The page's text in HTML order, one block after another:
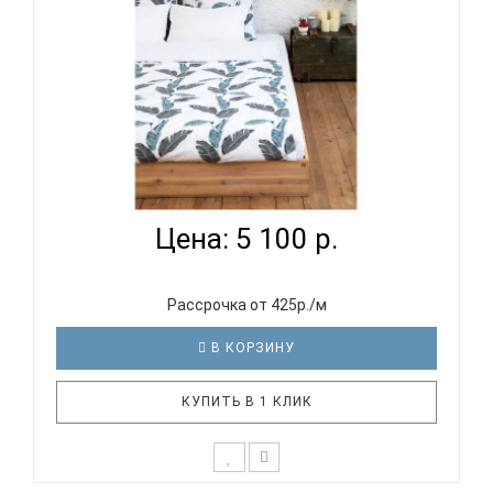
PANACOTTI SWEET LINE LEAVES - КОМПЛЕКТ
ПОСТЕЛЬНОГО...
Цена: 5 100 р.
Рассрочка от 425р./м
В КОРЗИНУ
КУПИТЬ В 1 КЛИК